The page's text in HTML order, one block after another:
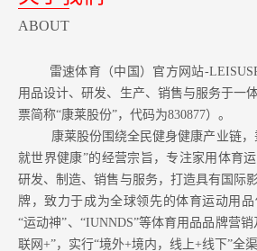
ABOUT
雷速体育（中国）官方网站-
用品设计、研发、生产、销售与服务于一
票简称“康莱股份”，代码为830877）。
康莱股份围绕全民健身健康产业链
就世界健康”的经营宗旨，专注家用体育
研发、制造、销售与服务，打造具有国际
牌，致力于成为全球领先的体育运动用
“运动神”、“IUNNDS”等体育用品品牌营
联网+”，实行“境外+境内，线上+线下”全渠